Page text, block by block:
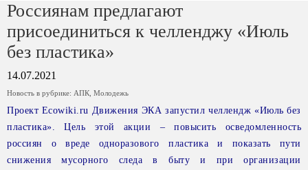
Россиянам предлагают
присоединиться к челленджу «Июль
без пластика»
14.07.2021
Новость в рубрике: АПК Молодежь
Проект Ecowiki.ru Движения ЭКА запустил челлендж «Июль без
пластика». Цель этой акции – повысить осведомленность
россиян о вреде одноразового пластика и показать пути
снижения мусорного следа в быту и при организации